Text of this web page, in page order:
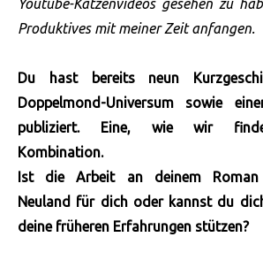
Youtube-Katzenvideos gesehen zu
Produktives mit meiner Zeit anfangen.
Du hast bereits neun
Doppelmond-Universum sowie
publiziert. Eine, wie wir
Kombination.
Ist die Arbeit an deinem Roman
Neuland für dich oder kannst du
deine früheren Erfahrungen stützen?